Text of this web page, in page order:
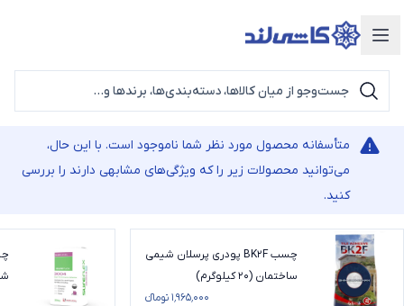
دسته‌بندی محصولات
متأسفانه محصول مورد نظر شما ناموجود است. با این حال،
می‌توانید محصولات زیر را که ویژگی‌های مشابهی دارند را بررسی
کنید.
چسب BK2F پودری پرسلان شیمی
ساختمان (20 کیلوگرم)
۱٬۹۶۵٬۰۰۰ تومانء